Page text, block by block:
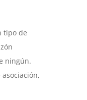
tipo de
ningún.